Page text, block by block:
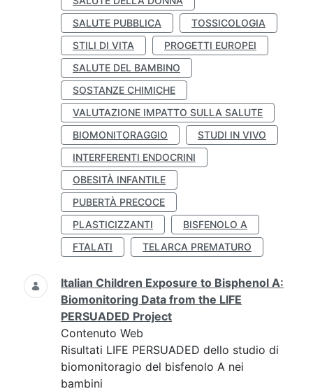
SALUTE PUBBLICA
TOSSICOLOGIA
STILI DI VITA
PROGETTI EUROPEI
SALUTE DEL BAMBINO
SOSTANZE CHIMICHE
VALUTAZIONE IMPATTO SULLA SALUTE
BIOMONITORAGGIO
STUDI IN VIVO
INTERFERENTI ENDOCRINI
OBESITÀ INFANTILE
PUBERTÀ PRECOCE
PLASTICIZZANTI
BISFENOLO A
FTALATI
TELARCA PREMATURO
Italian Children Exposure to Bisphenol A:
Biomonitoring Data from the LIFE
PERSUADED Project
Contenuto Web
Risultati LIFE PERSUADED dello studio di
biomonitoragio del bisfenolo A nei
bambini